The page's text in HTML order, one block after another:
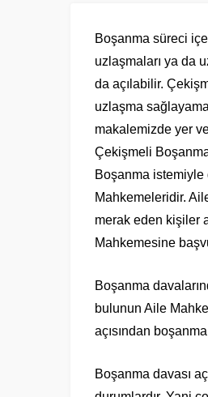
Boşanma süreci
uzlaşmaları ya da
da açılabilir.
uzlaşma
makalemizde yer
Çekişmeli Boşanma
Boşanma istemiyle
Mahkemeleridir.
merak eden kişiler
Mahkemesine
Boşanma
bulunun Aile